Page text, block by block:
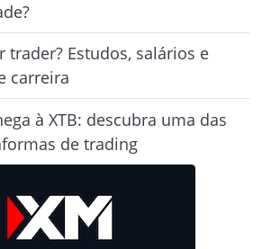
trader? Estudos, salários e
carreira
à XTB: descubra uma das
de trading